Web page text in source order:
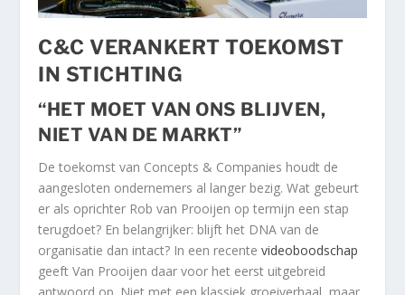
C&C VERANKERT TOEKOMST
IN STICHTING
“HET MOET VAN ONS BLIJVEN,
NIET VAN DE MARKT”
De toekomst van Concepts & Companies houdt de
aangesloten ondernemers al langer bezig. Wat gebeurt
er als oprichter Rob van Prooijen op termijn een stap
terugdoet? En belangrijker: blijft het DNA van de
organisatie dan intact? In een recentevideoboodschap
geeft Van Prooijen daar voor het eerst uitgebreid